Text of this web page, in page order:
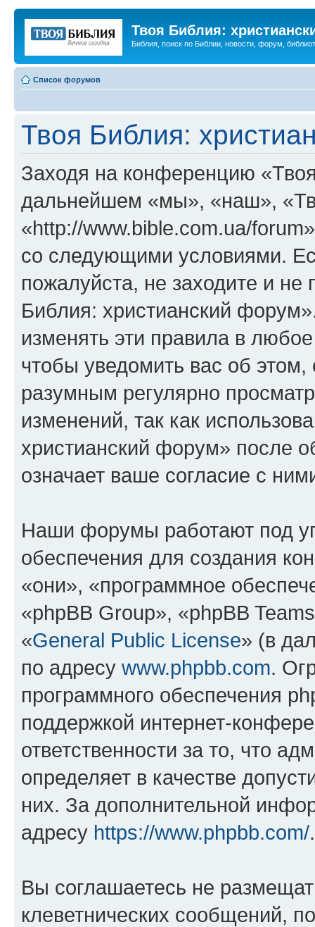
Твоя Библия:
Библия, поиск по Библии, новости, форум,
Список форумов
Твоя Библия:
Заходя на конференцию
дальнейшем «мы», «наш»,
«http://www.bible.com.ua/
со следующими условиями.
пожалуйста, не заходите и
Библия: христианский
изменять эти правила в
чтобы уведомить вас об
разумным регулярно
изменений, так как
христианский форум» после
означает ваше согласие с
Наши форумы работают под
обеспечения для создания
«они», «программное
«phpBB Group», «phpBB
«General Public License» (в
по адресу www.phpbb.com.
программного обеспечения
поддержкой интернет-
ответственности за то, что
определяет в качестве
них. За дополнительной
адресу https://www.phpbb.com/.
Вы соглашаетесь не
клеветнических сообщений,